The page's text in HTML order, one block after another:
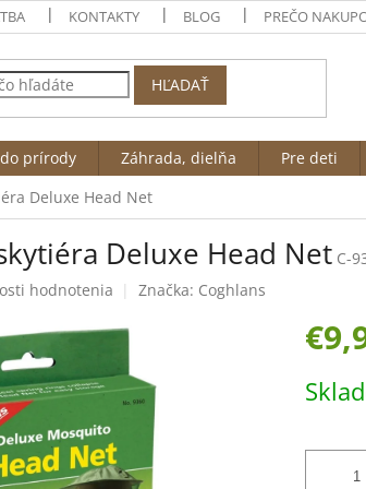
KONTAKTY BLOG PREČO
HĽADAŤ
prírody Záhrada, dielňa Pre deti
Deluxe Head Net
Deluxe Head Net C-
hodnotenia Značka: Coghlans
cena: